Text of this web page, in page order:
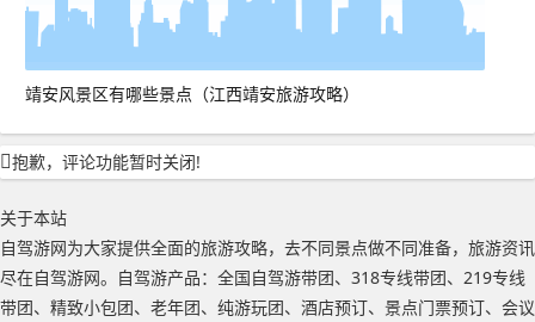
靖安风景区有哪些景点（江西靖安旅游攻略）
抱歉，评论功能暂时关闭!
关于本站
自驾游网为大家提供全面的旅游攻略，去不同景点做不同准备，旅游资讯
尽在自驾游网。自驾游产品：全国自驾游带团、318专线带团、219专线
带团、精致小包团、老年团、纯游玩团、酒店预订、景点门票预订、会议